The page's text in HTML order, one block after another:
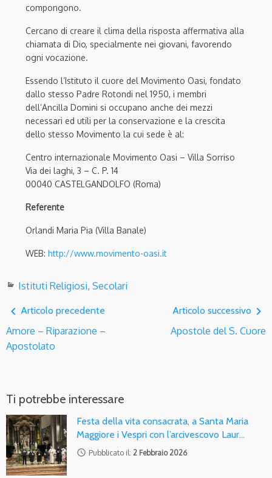
compongono.
Cercano di creare il clima della risposta affermativa alla
chiamata di Dio, specialmente nei giovani, favorendo
ogni vocazione.
Essendo l’Istituto il cuore del Movimento Oasi, fondato
dallo stesso Padre Rotondi nel 1950, i membri
dell’Ancilla Domini si occupano anche dei mezzi
necessari ed utili per la conservazione e la crescita
dello stesso Movimento la cui sede è al:
Centro internazionale Movimento Oasi – Villa Sorriso
Via dei laghi, 3 – C. P. 14
00040 CASTELGANDOLFO (Roma)
Referente
Orlandi Maria Pia (Villa Banale)
WEB: http://www.movimento-oasi.it
Istituti Religiosi, Secolari
navigate_before Articolo precedente
Amore – Riparazione –
Apostolato
Articolo successivo navigate_next
Apostole del S. Cuore
Ti potrebbe interessare
Festa della vita consacrata, a Santa Maria
Maggiore i Vespri con l’arcivescovo Laur…
access_time Pubblicato il: 2 Febbraio 2026